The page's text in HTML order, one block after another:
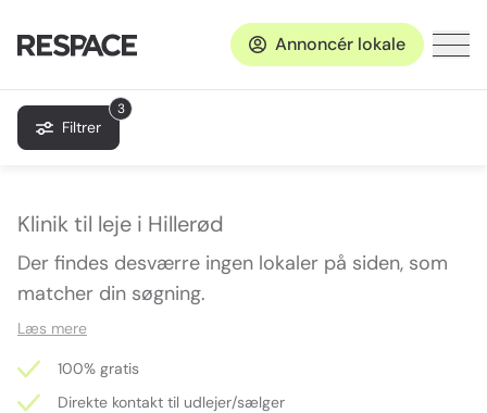
Annoncér lokale
3
Filtrer
Klinik til leje i Hillerød
Der findes desværre ingen lokaler på siden, som
matcher din søgning.
Læs mere
100% gratis
Direkte kontakt til udlejer/sælger